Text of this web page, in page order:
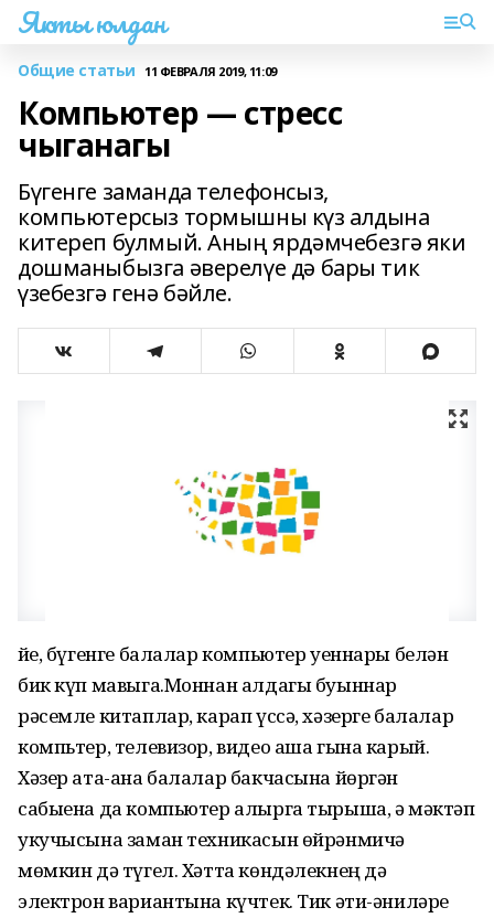
Якты юлдан
Общие статьи 11 ФЕВРАЛЯ 2019, 11:09
Компьютер — стресс
чыганагы
Бүгенге заманда телефонсыз,
компьютерсыз тормышны күз алдына
китереп булмый. Аның ярдәмчебезгә яки
дошманыбызга әверелүе дә бары тик
үзебезгә генә бәйле.
Әйе, бүгенге балалар компьютер уеннары белән
бик күп мавыга.Моннан алдагы буыннар
рәсемле китаплар, карап үссә, хәзерге балалар
компьтер, телевизор, видео аша гына карый.
Хәзер ата-ана балалар бакчасына йөргән
сабыена да компьютер алырга тырыша, ә мәктәп
укучысына заман техникасын өйрәнмичә
мөмкин дә түгел. Хәтта көндәлекнең дә
электрон вариантына күчтек. Тик әти-әниләре